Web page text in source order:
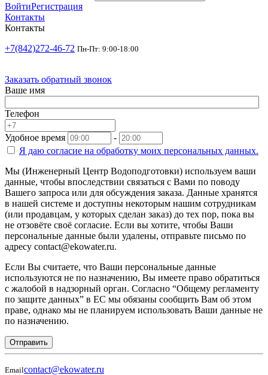
ВойтиРегистрация
Контакты
Контакты
+7(842)272-46-72 Пн-Пт: 9:00-18:00
Заказать обратный звонок
Ваше имя
Телефон
Удобное время
-
Я даю согласие на обработку моих персональных данных.
Мы (Инженерный Центр Водоподготовки) используем ваши
данные, чтобы впоследствии связаться с Вами по поводу
Вашего запроса или для обсуждения заказа. Данные хранятся
в нашей системе и доступны некоторым нашим сотрудникам
(или продавцам, у которых сделан заказ) до тех пор, пока вы
не отзовёте своё согласие. Если вы хотите, чтобы Ваши
персональные данные были удалены, отправьте письмо по
адресу contact@ekowater.ru.
Если Вы считаете, что Ваши персональные данные
используются не по назначению, Вы имеете право обратиться
с жалобой в надзорный орган. Согласно “Общему регламенту
по защите данных” в ЕС мы обязаны сообщить Вам об этом
праве, однако мы не планируем использовать Ваши данные не
по назначению.
Отправить
Emailcontact@ekowater.ru